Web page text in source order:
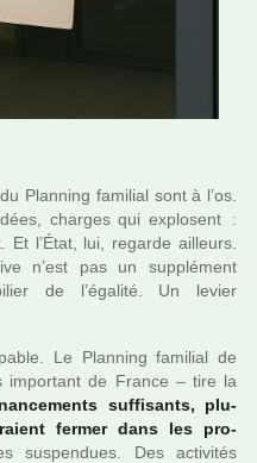
Planning fami­lial sont à l’os.
char­ges qui explo­sent :
Et l’État, lui, regarde ailleurs.
n’est pas un sup­plé­ment
de l’égalité. Un levier
Le Planning fami­lial de
impor­tant de France – tire la
suf­fi­sants, plu­
fermer dans les pro­
sus­pen­dues. Des acti­vi­tés